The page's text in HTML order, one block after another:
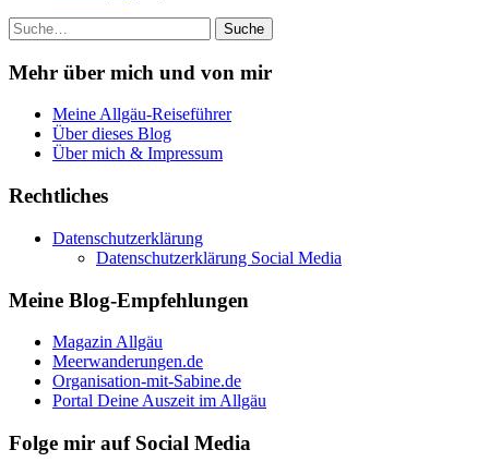
Suche
Mehr über mich und von mir
Meine Allgäu-Reiseführer
Über dieses Blog
Über mich & Impressum
Rechtliches
Datenschutzerklärung
Datenschutzerklärung Social Media
Meine Blog-Empfehlungen
Magazin Allgäu
Meerwanderungen.de
Organisation-mit-Sabine.de
Portal Deine Auszeit im Allgäu
Folge mir auf Social Media